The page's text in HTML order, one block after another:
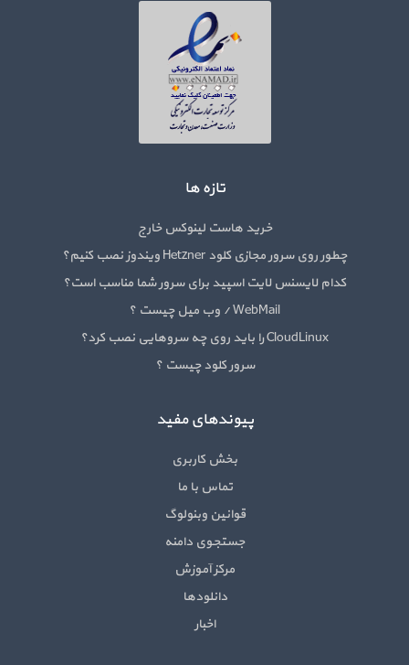
تازه ها
خرید هاست لینوکس خارج
چطور روی سرور مجازی کلود Hetzner ویندوز نصب کنیم؟
کدام لایسنس لایت اسپید برای سرور شما مناسب است؟
WebMail / وب میل چیست ؟
CloudLinux را باید روی چه سروهایی نصب کرد؟
سرور کلود چیست ؟
پیوندهای مفید
بخش کاربری
تماس با ما
قوانین وبنولوگ
جستجوی دامنه
مرکز آموزش
دانلودها
اخبار